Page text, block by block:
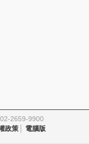
2659-9900
政策 電腦版